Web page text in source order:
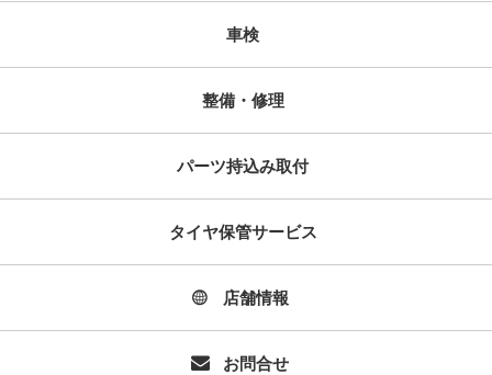
車検
整備・修理
パーツ持込み取付
タイヤ保管サービス
店舗情報
お問合せ